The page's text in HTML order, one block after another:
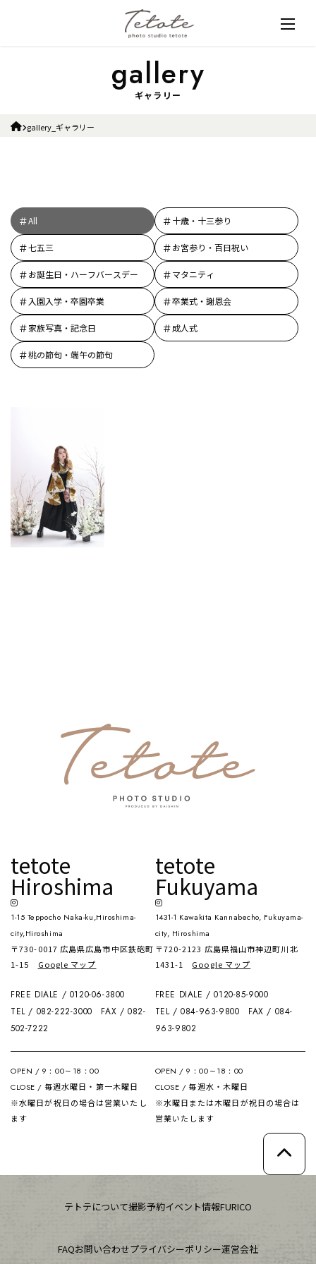
ギャラリー
gallery_ギャラリー
All 十歳・十三参り
七五三 お宮参り・百日祝い
お誕生日・ハーフバースデー マタニティ
入園入学・卒園卒業 卒業式・謝恩会
家族写真・記念日 成人式
桃の節句・端午の節句
tetote
Hiroshima
1-15 Teppocho Naka-ku,Hiroshima-
city,Hiroshima
〒730-0017 広島県広島市中区鉄砲町
1-15 Google マップ
FREE DIALE / 0120-06-3800
TEL / 082-222-3000 FAX / 082-
502-7222
OPEN / 9：00～18：00
CLOSE / 毎週水曜日・第一木曜日
※水曜日が祝日の場合は営業いたし
ます
tetote
Fukuyama
1431-1 Kawakita Kannabecho, Fukuyama-
city, Hiroshima
〒720-2123 広島県福山市神辺町川北
1431-1 Google マップ
FREE DIALE / 0120-85-9000
TEL / 084-963-9800 FAX / 084-
963-9802
OPEN / 9：00～18：00
CLOSE / 毎週水・木曜日
※水曜日または木曜日が祝日の場合は
営業いたします
テトテについて撮影予約イベント情報FURICO
FAQお問い合わせプライバシーポリシー運営会社